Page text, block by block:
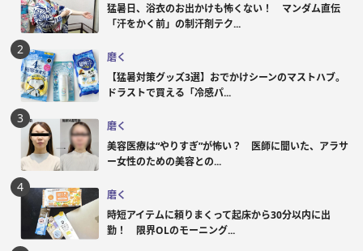
猛暑日、浴衣のお出かけも怖くない！ マンダム直伝
「汗をかく前」の制汗剤テク...
磨く
【猛暑対策グッズ3選】おでかけシーンのマストハブ。
ドラストで買える「冷感パ...
磨く
美容医療は“やりすぎ”が怖い？ 医師に聞いた、アラサ
ー女性のための美容との...
磨く
時短アイテムに頼りまくって起床から30分以内に出
勤！ 限界OLのモーニング...